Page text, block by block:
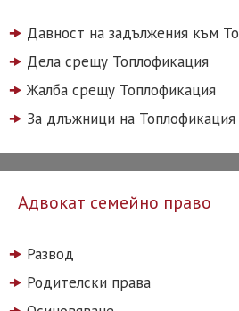
Давност на задължения към
Дела срещу Топлофикация
Жалба срещу Топлофикация
За длъжници на Топлофикация
Адвокат семейно право
Развод
Родителски права